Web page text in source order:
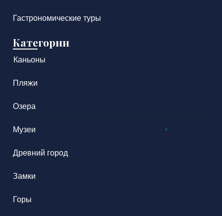
Гастрономические туры
Категории
Каньоны
Пляжи
Озера
Музеи
Древний город
Замки
Горы